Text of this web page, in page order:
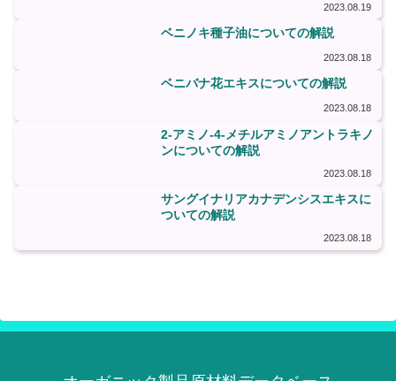
2023.08.19
ベニノキ種子油についての解説
2023.08.18
ベニバナ花エキスについての解説
2023.08.18
2-アミノ-4-メチルアミノアントラキノ
ンについての解説
2023.08.18
サングイナリアカナデンシスエキスに
ついての解説
2023.08.18